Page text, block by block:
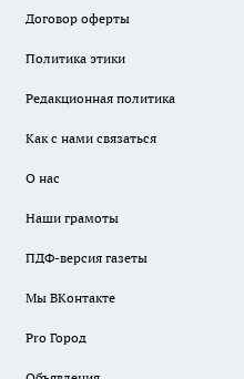
Договор оферты
Политика этики
Редакционная политика
Как с нами связаться
О нас
Наши грамоты
ПДФ-версия газеты
Мы ВКонтакте
Pro Город